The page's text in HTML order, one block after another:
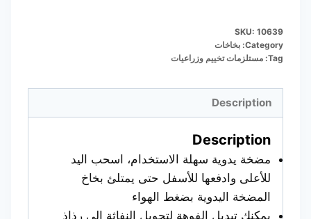
SKU: 10639
Category: بخاخات
Tag: مستلزمات تخييم وزراعيات
Description
Description
مضخة يدوية سهلة الاستخدام، اسحب اليد
للأعلى وادفعها للأسفل حتى يمتلئ بخاخ
المضخة اليدوية بضغط الهواء
يمكنك تبديل الفوهة لتحويل النفاثة إلى رذاذ